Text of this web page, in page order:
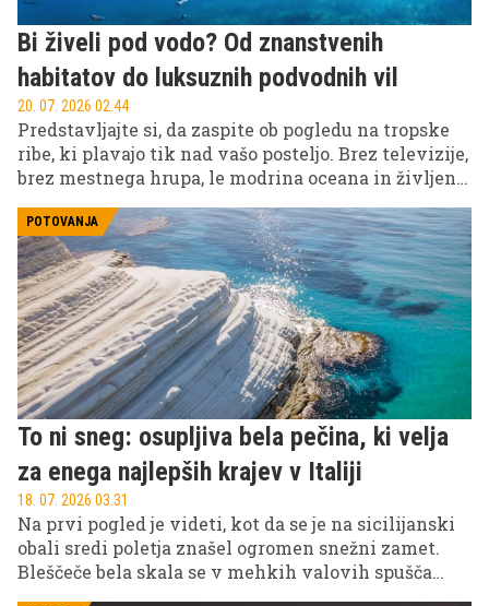
Bi živeli pod vodo? Od znanstvenih
habitatov do luksuznih podvodnih vil
20. 07. 2026 02.44
Predstavljajte si, da zaspite ob pogledu na tropske
ribe, ki plavajo tik nad vašo posteljo. Brez televizije,
brez mestnega hrupa, le modrina oceana in življenje
znanstvene fantastike, je danes že resničnost.
POTOVANJA
To ni sneg: osupljiva bela pečina, ki velja
za enega najlepših krajev v Italiji
18. 07. 2026 03.31
Na prvi pogled je videti, kot da se je na sicilijanski
obali sredi poletja znašel ogromen snežni zamet.
Bleščeče bela skala se v mehkih valovih spušča